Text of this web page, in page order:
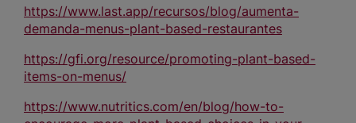
https://www.last.app/recursos/blog/aumenta-
demanda-menus-plant-based-restaurantes
https://gfi.org/resource/promoting-plant-based-
items-on-menus/
https://www.nutritics.com/en/blog/how-to-